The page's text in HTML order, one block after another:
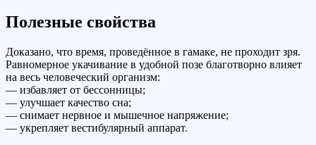
Полезные свойства
Доказано, что время, проведённое в гамаке, не проходит зря.
Равномерное укачивание в удобной позе благотворно влияет
на весь человеческий организм:
— избавляет от бессонницы;
— улучшает качество сна;
— снимает нервное и мышечное напряжение;
— укрепляет вестибулярный аппарат.